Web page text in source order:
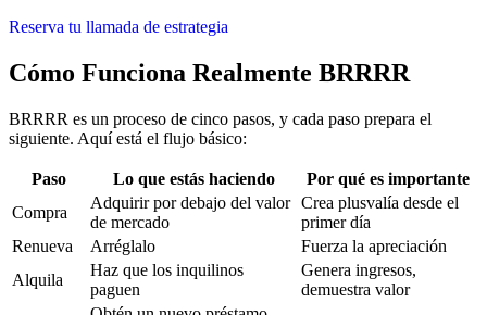
Reserva tu llamada de estrategia
Cómo Funciona Realmente BRRRR
BRRRR es un proceso de cinco pasos, y cada paso prepara el
siguiente. Aquí está el flujo básico:
Paso Lo que estás haciendo
Por qué es importante
Compra
Adquirir por debajo del valor
de mercado
Crea plusvalía desde el
primer día
Renueva
Arréglalo
Fuerza la apreciación
Alquila
Haz que los inquilinos
paguen
Genera ingresos,
demuestra valor